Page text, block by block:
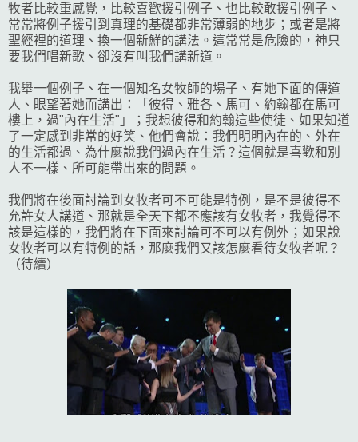
牧者比較重感覺，比較喜歡援引例子、也比較敢援引例子、
常常將例子援引到真理的基礎都非常薄弱的地步；或者是將
聖經裡的道理、換一個新鮮的講法。這常常是危險的，神只
要我們唱新歌、卻沒有叫我們講新道。
我舉一個例子、在一個知名女牧師的場子、有她下面的傳道
人、眼望著她而講出：「彼得、雅各、馬可、約翰都在馬可
樓上，過"內在生活"」；我想彼得和約翰這些使徒、如果知道
了一定感到非常的好笑、他們會說：我們明明內在的、外在
的生活都過、為什麼說我們過內在生活？這個就是喜歡和別
人不一樣、所可能帶出來的問題。
我們將在後面討論到女牧者可不可能是特例，是不是彼得不
允許女人講道、那就是全天下都不應該有女牧者，我覺得不
該是這樣的，我們將在下面來討論可不可以有例外；如果說
女牧者可以有特例的話，那麼我們又該怎麼看待女牧者呢？
（待續）